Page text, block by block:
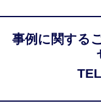
事例に関する